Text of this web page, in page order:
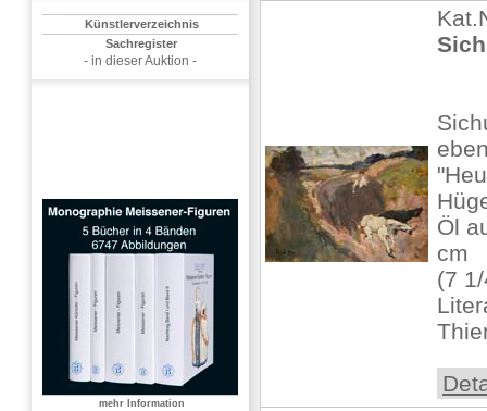
Künstlerverzeichnis
Sachregister
- in dieser Auktion -
mehr Information
Öl
cm
(7